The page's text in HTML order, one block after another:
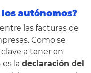
autónomos?
las facturas de
Como se
a tener en
la declaración del